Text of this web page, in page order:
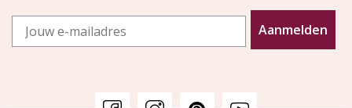
Email
Aanmelden